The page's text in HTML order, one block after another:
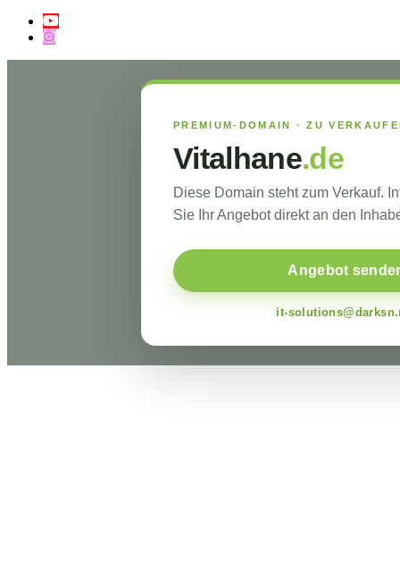
PREMIUM-DOMAIN · ZU
Vitalhane.de
Diese Domain steht zum Verkauf.
Sie Ihr Angebot direkt an den
Angebot
it-